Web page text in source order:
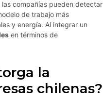
las compañías pueden detectar
de trabajo más
y energía. Al integrar un
en términos de
la
chilenas?